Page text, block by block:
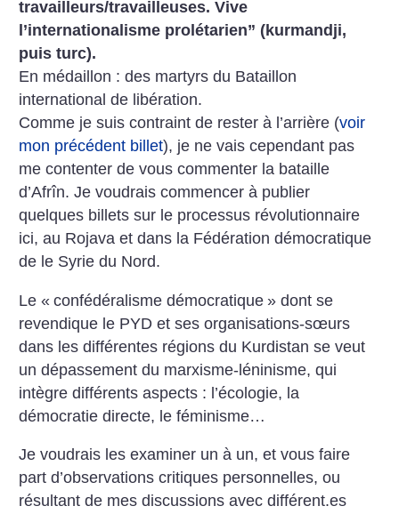
travailleurs/travailleuses. Vive
l’internationalisme prolétarien” (kurmandji,
puis turc).
En médaillon : des martyrs du Bataillon
international de libération.
Comme je suis contraint de rester à l’arrière (voir
mon précédent billet), je ne vais cependant pas
me contenter de vous commenter la bataille
d’Afrîn. Je voudrais commencer à publier
quelques billets sur le processus révolutionnaire
ici, au Rojava et dans la Fédération démocratique
de le Syrie du Nord.
Le « confédéralisme démocratique » dont se
revendique le PYD et ses organisations-sœurs
dans les différentes régions du Kurdistan se veut
un dépassement du marxisme-léninisme, qui
intègre différents aspects : l’écologie, la
démocratie directe, le féminisme…
Je voudrais les examiner un à un, et vous faire
part d’observations critiques personnelles, ou
résultant de mes discussions avec différent.es